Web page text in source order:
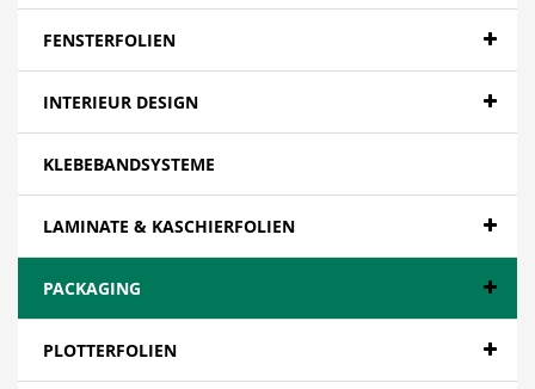
FENSTERFOLIEN
INTERIEUR DESIGN
KLEBEBANDSYSTEME
LAMINATE & KASCHIERFOLIEN
PACKAGING
PLOTTERFOLIEN